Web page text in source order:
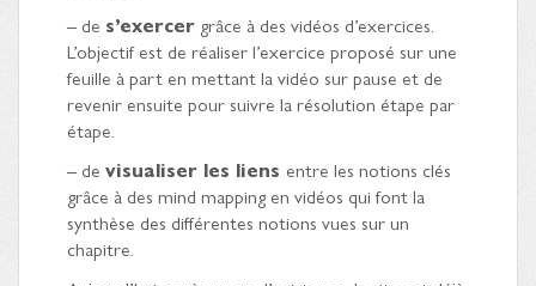
– de s’exercer grâce à des vidéos d’exercices.
L’objectif est de réaliser l’exercice proposé sur une
feuille à part en mettant la vidéo sur pause et de
revenir ensuite pour suivre la résolution étape par
étape.
– de visualiser les liens entre les notions clés
grâce à des mind mapping en vidéos qui font la
synthèse des différentes notions vues sur un
chapitre.